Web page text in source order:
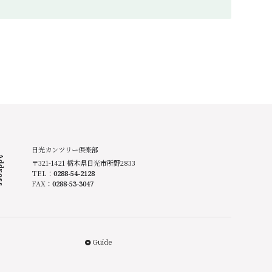
日光カンツリー倶楽部
〒321-1421 栃木県日光市所野2833
TEL： 0288-54-2128
FAX： 0288-53-3047
Guide